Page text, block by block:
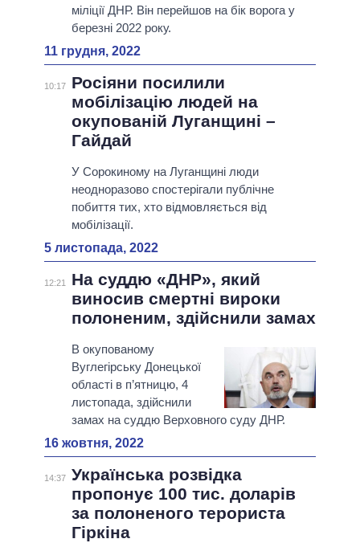
міліції ДНР. Він перейшов на бік ворога у
березні 2022 року.
11 грудня, 2022
10:17
Росіяни посилили
мобілізацію людей на
окупованій Луганщині –
Гайдай
У Сорокиному на Луганщині люди
неодноразово спостерігали публічне
побиття тих, хто відмовляється від
мобілізації.
5 листопада, 2022
12:21
На суддю «ДНР», який
виносив смертні вироки
полоненим, здійснили замах
В окупованому
Вуглегірську Донецької
області в п’ятницю, 4
листопада, здійснили
замах на суддю Верховного суду ДНР.
16 жовтня, 2022
14:37 Українська розвідка
пропонує 100 тис. доларів
за полоненого терориста
Гіркіна